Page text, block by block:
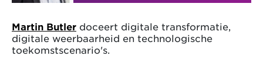
Martin Butler doceert digitale transformatie,
digitale weerbaarheid en technologische
toekomstscenario's.